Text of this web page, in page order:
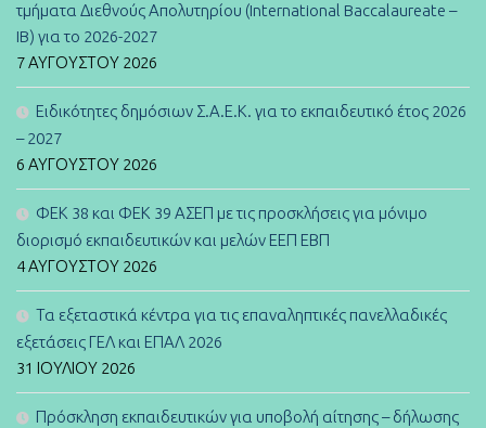
τμήματα Διεθνούς Απολυτηρίου (International Baccalaureate –
IB) για το 2026-2027
7 ΑΥΓΟΎΣΤΟΥ 2026
Ειδικότητες δημόσιων Σ.Α.Ε.Κ. για το εκπαιδευτικό έτος 2026
– 2027
6 ΑΥΓΟΎΣΤΟΥ 2026
ΦΕΚ 38 και ΦΕΚ 39 ΑΣΕΠ με τις προσκλήσεις για μόνιμο
διορισμό εκπαιδευτικών και μελών ΕΕΠ ΕΒΠ
4 ΑΥΓΟΎΣΤΟΥ 2026
Τα εξεταστικά κέντρα για τις επαναληπτικές πανελλαδικές
εξετάσεις ΓΕΛ και ΕΠΑΛ 2026
31 ΙΟΥΛΊΟΥ 2026
Πρόσκληση εκπαιδευτικών για υποβολή αίτησης – δήλωσης